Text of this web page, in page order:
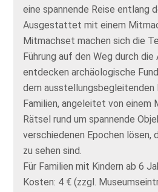
eine spannende Reise entlang
Ausgestattet mit einem
Mitmachset machen sich die
Führung auf den Weg durch die
entdecken archäologische
dem
Familien, angeleitet von einem
Rätsel rund um spannende
verschiedenen Epochen lösen,
zu sehen sind.
Für Familien mit Kindern ab 6
Kosten: 4 € (zzgl.